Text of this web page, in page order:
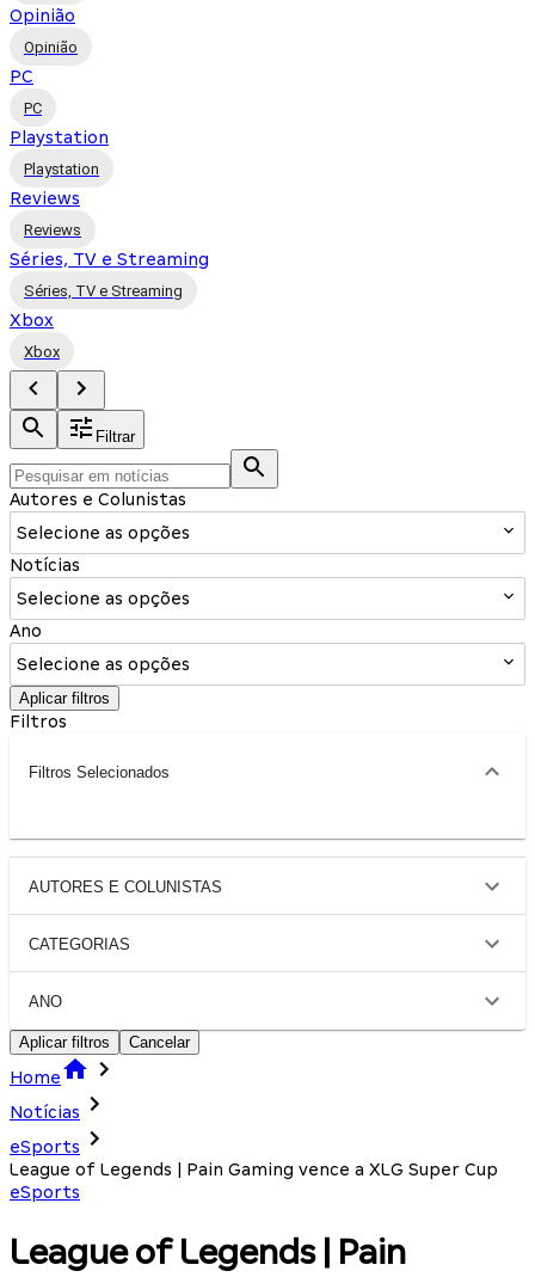
Opinião
Opinião
PC
PC
Playstation
Playstation
Reviews
Reviews
Séries, TV e Streaming
Séries, TV e Streaming
Xbox
Xbox
Filtrar
Autores e Colunistas
Selecione as opções
Notícias
Selecione as opções
Ano
Selecione as opções
Aplicar filtros
Filtros
Filtros Selecionados
AUTORES E COLUNISTAS
CATEGORIAS
ANO
Aplicar filtros Cancelar
Home
Notícias
eSports
League of Legends | Pain Gaming vence a XLG Super Cup
eSports
League of Legends | Pain